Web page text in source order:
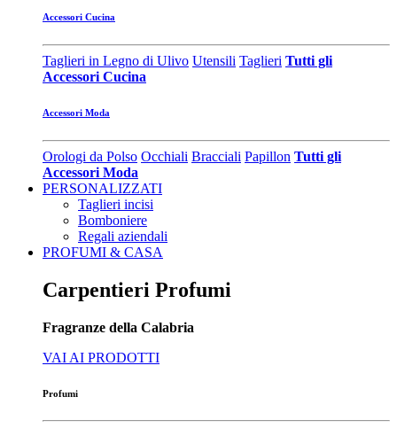
Accessori Cucina
Taglieri in Legno di Ulivo Utensili Taglieri Tutti gli
Accessori Cucina
Accessori Moda
Orologi da Polso Occhiali Bracciali Papillon Tutti gli
Accessori Moda
PERSONALIZZATI
Taglieri incisi
Bomboniere
Regali aziendali
PROFUMI & CASA
Carpentieri Profumi
Fragranze della Calabria
VAI AI PRODOTTI
Profumi